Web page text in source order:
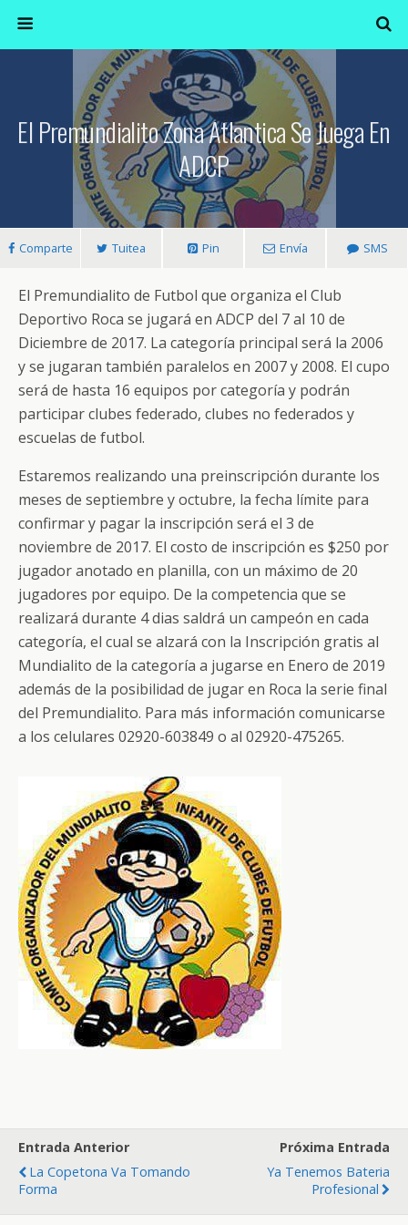
El Premundialito Zona Atlantica Se Juega En
ADCP
Comparte Tuitea Pin Envía SMS
El Premundialito de Futbol que organiza el Club
Deportivo Roca se jugará en ADCP del 7 al 10 de
Diciembre de 2017. La categoría principal será la 2006
y se jugaran también paralelos en 2007 y 2008. El cupo
será de hasta 16 equipos por categoría y podrán
participar clubes federado, clubes no federados y
escuelas de futbol.
Estaremos realizando una preinscripción durante los
meses de septiembre y octubre, la fecha límite para
confirmar y pagar la inscripción será el 3 de
noviembre de 2017. El costo de inscripción es $250 por
jugador anotado en planilla, con un máximo de 20
jugadores por equipo. De la competencia que se
realizará durante 4 dias saldrá un campeón en cada
categoría, el cual se alzará con la Inscripción gratis al
Mundialito de la categoría a jugarse en Enero de 2019
además de la posibilidad de jugar en Roca la serie final
del Premundialito. Para más información comunicarse
a los celulares 02920-603849 o al 02920-475265.
Entrada Anterior
La Copetona Va Tomando
Forma
Próxima Entrada
Ya Tenemos Bateria
Profesional